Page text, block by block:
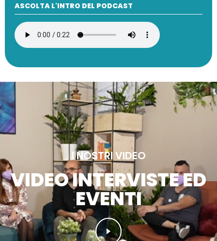
ASCOLTA L'INTRO DEL PODCAST
I NOSTRI VIDEO
VIDEO INTERVISTE ED
EVENTI